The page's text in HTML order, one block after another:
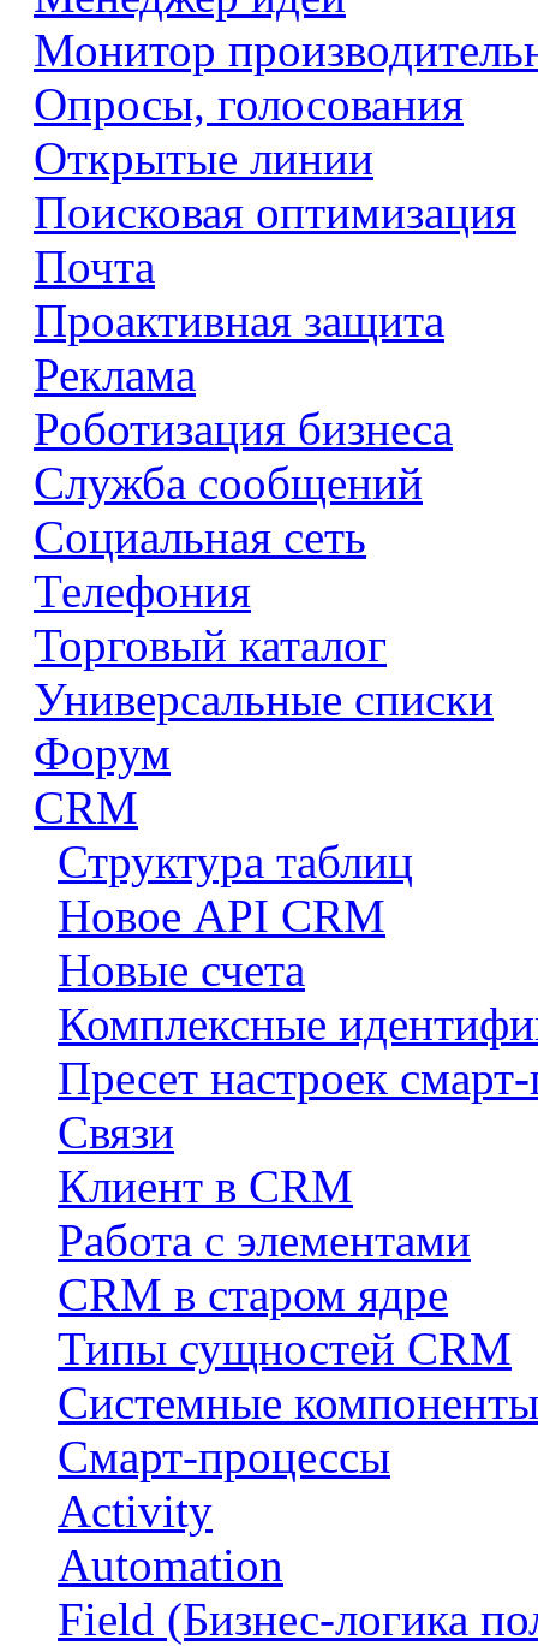
Монитор
Опросы, голосования
Открытые линии
Поисковая оптимизация
Почта
Проактивная защита
Реклама
Роботизация бизнеса
Служба сообщений
Социальная сеть
Телефония
Торговый каталог
Универсальные списки
Форум
CRM
Структура таблиц
Новое API CRM
Новые счета
Комплексные
Пресет настроек
Связи
Клиент в CRM
Работа с элементами
CRM в старом ядре
Типы сущностей CRM
Системные компоненты
Смарт-процессы
Activity
Automation
Field (Бизнес-логика